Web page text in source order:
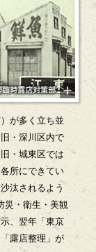
が多く立ち並
・深川区内で
・城東区では
所にできてい
汰されるよう
災・衛生・美観
、翌年「東京
露店整理」が